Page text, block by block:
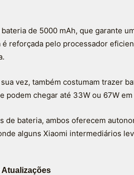
de 5000 mAh, que garante
é reforçada pelo processador
vez, também costumam trazer
podem chegar até 33W ou 67W
de bateria, ambos oferecem
alguns Xiaomi intermediários
Atualizações